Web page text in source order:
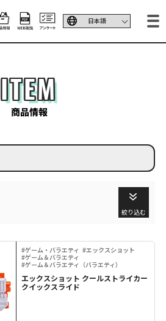
ITEM
商品情報
絞り込む
#ゲーム・バラエティ #エックスショット
#ゲーム＆バラエティ
#ゲーム＆バラエティ（バラエティ）
エックスショット クールストライカー
クイックスライド